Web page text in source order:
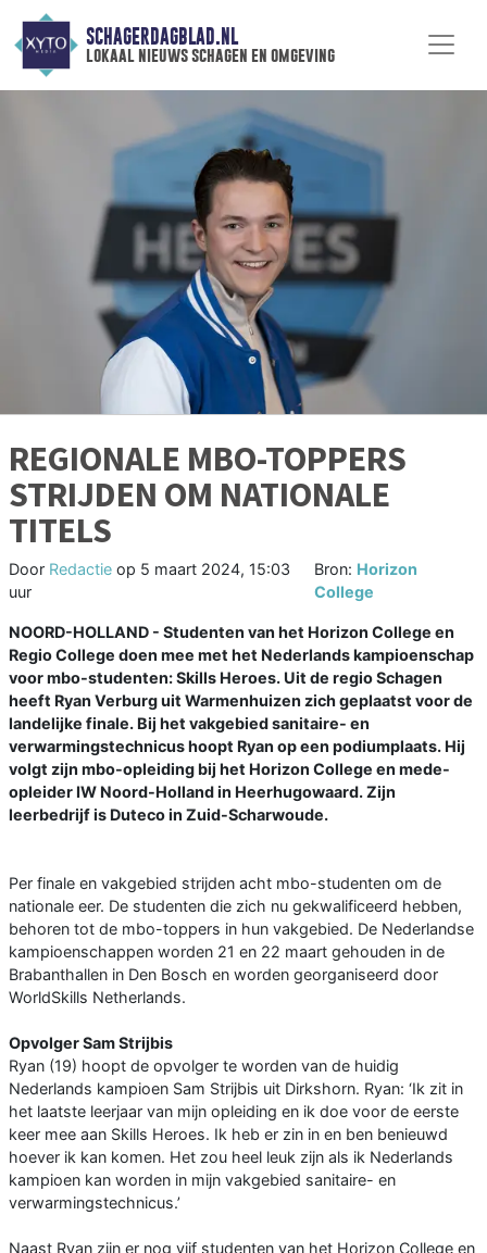
SCHAGERDAGBLAD.NL
lokaal nieuws schagen en omgeving
REGIONALE MBO-TOPPERS
STRIJDEN OM NATIONALE
TITELS
Door Redactie op 5 maart 2024, 15:03
uur
Bron: Horizon
College
NOORD-HOLLAND - Studenten van het Horizon College en
Regio College doen mee met het Nederlands kampioenschap
voor mbo-studenten: Skills Heroes. Uit de regio Schagen
heeft Ryan Verburg uit Warmenhuizen zich geplaatst voor de
landelijke finale. Bij het vakgebied sanitaire- en
verwarmingstechnicus hoopt Ryan op een podiumplaats. Hij
volgt zijn mbo-opleiding bij het Horizon College en mede-
opleider IW Noord-Holland in Heerhugowaard. Zijn
leerbedrijf is Duteco in Zuid-Scharwoude.
Per finale en vakgebied strijden acht mbo-studenten om de
nationale eer. De studenten die zich nu gekwalificeerd hebben,
behoren tot de mbo-toppers in hun vakgebied. De Nederlandse
kampioenschappen worden 21 en 22 maart gehouden in de
Brabanthallen in Den Bosch en worden georganiseerd door
WorldSkills Netherlands.
Opvolger Sam Strijbis
Ryan (19) hoopt de opvolger te worden van de huidig
Nederlands kampioen Sam Strijbis uit Dirkshorn. Ryan: ‘Ik zit in
het laatste leerjaar van mijn opleiding en ik doe voor de eerste
keer mee aan Skills Heroes. Ik heb er zin in en ben benieuwd
hoever ik kan komen. Het zou heel leuk zijn als ik Nederlands
kampioen kan worden in mijn vakgebied sanitaire- en
verwarmingstechnicus.’
Naast Ryan zijn er nog vijf studenten van het Horizon College en